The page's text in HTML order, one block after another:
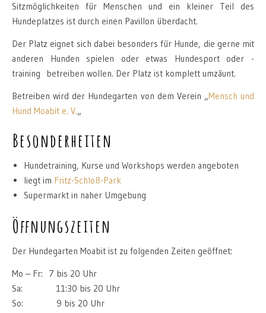
Sitzmöglichkeiten für Menschen und ein kleiner Teil des
Hundeplatzes ist durch einen Pavillon überdacht.
Der Platz eignet sich dabei besonders für Hunde, die gerne mit
anderen Hunden spielen oder etwas Hundesport oder -
training betreiben wollen. Der Platz ist komplett umzäunt.
Betreiben wird der Hundegarten von dem Verein „Mensch und
Hund Moabit e. V.„
Besonderheiten
Hundetraining, Kurse und Workshops werden angeboten
liegt im Fritz-Schloß-Park
Supermarkt in naher Umgebung
Öffnungszeiten
Der Hundegarten Moabit ist zu folgenden Zeiten geöffnet:
Mo – Fr: 7 bis 20 Uhr
Sa: 11:30 bis 20 Uhr
So: 9 bis 20 Uhr